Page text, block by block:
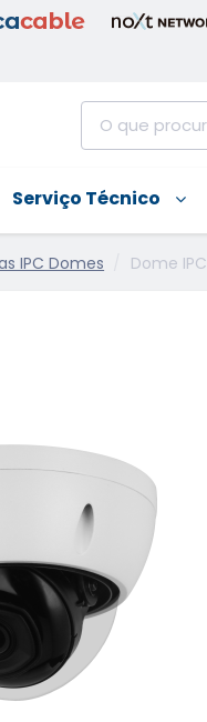
Serviço Técnico
IPC Domes Dome